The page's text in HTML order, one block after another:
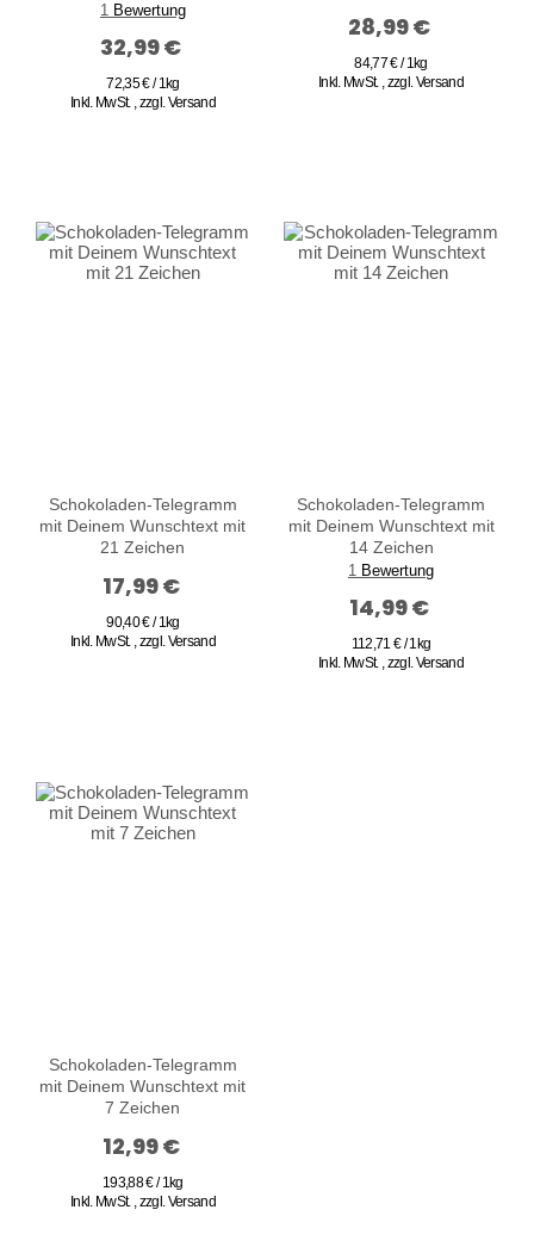
1 Bewertung
32,99 €
72,35 € / 1kg
Inkl. MwSt. ,zzgl.Versand
28,99 €
84,77 € / 1kg
Inkl. MwSt. zzgl. Versand
Schokoladen-Telegramm
mit Deinem Wunschtext mit
21 Zeichen
17,99 €
90,40 € / 1kg
Inkl. MwSt. ,zzgl.Versand
Schokoladen-Telegramm
mit Deinem Wunschtext mit
14 Zeichen
1 Bewertung
14,99 €
112,71 € / 1kg
Inkl. MwSt. zzgl. Versand
Schokoladen-Telegramm
mit Deinem Wunschtext mit
7 Zeichen
12,99 €
193,88 € / 1kg
Inkl. MwSt. zzgl. Versand